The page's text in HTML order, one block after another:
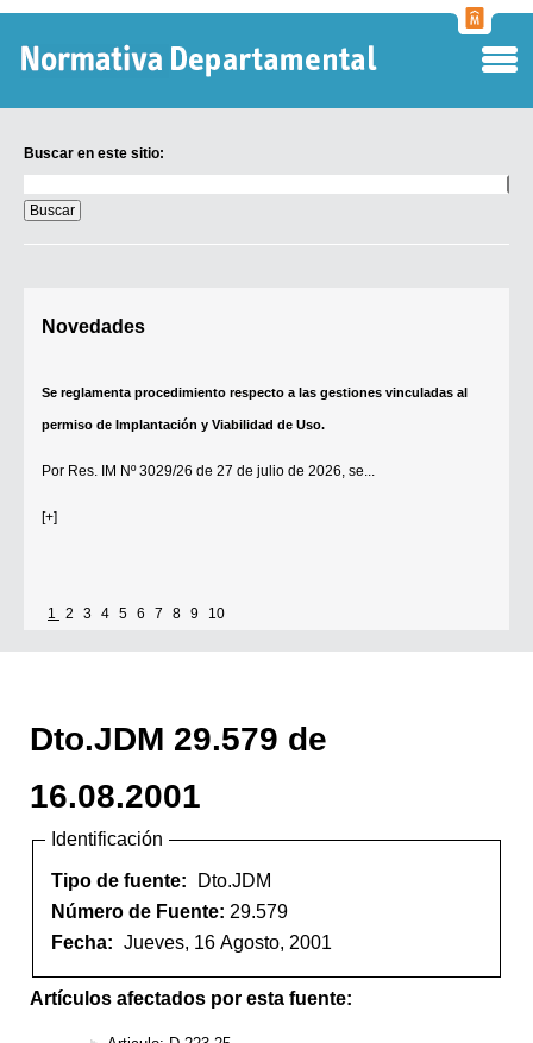
Buscar en este sitio:
en
este
sitio:
Novedades
Se reglamenta procedimiento respecto a las gestiones vinculadas al
permiso de Implantación y Viabilidad de Uso.
Por Res. IM Nº 3029/26 de 27 de julio de 2026, se...
[+]
1 2 3 4 5 6 7 8 9 10
Dto.JDM 29.579 de
16.08.2001
Identificación
Tipo de fuente:
Dto.JDM
Número de Fuente: 29.579
Fecha: Jueves, 16 Agosto, 2001
Artículos afectados por esta fuente: